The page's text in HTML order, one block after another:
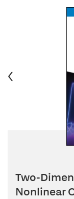
Two-
Nonlinear